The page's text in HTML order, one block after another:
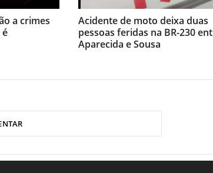
a crimes
Acidente de moto deixa duas
pessoas feridas na BR-230
Aparecida e Sousa